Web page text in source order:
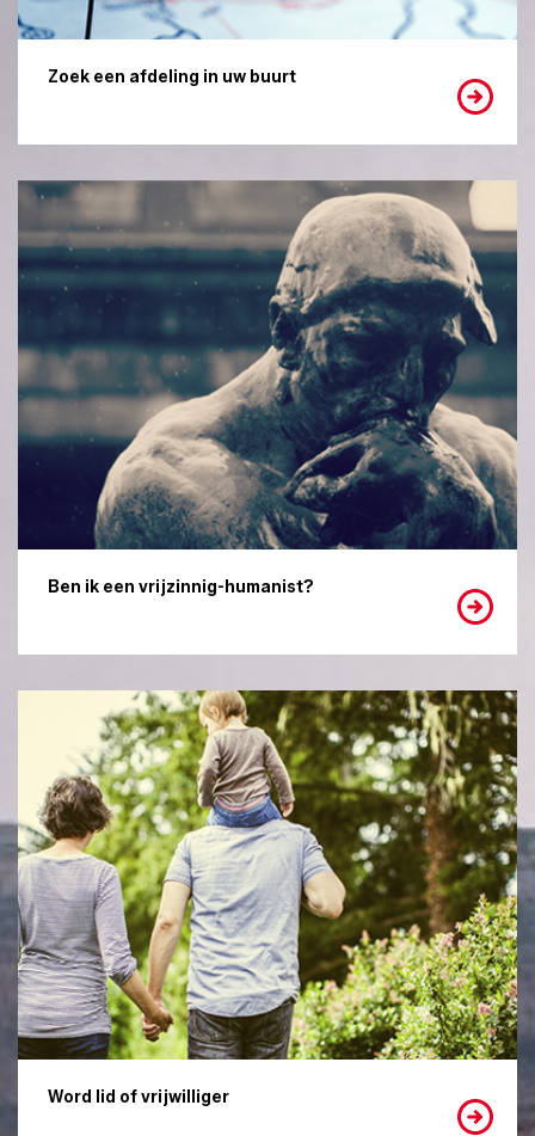
Zoek een afdeling in uw buurt
Ben ik een vrijzinnig-humanist?
Word lid of vrijwilliger